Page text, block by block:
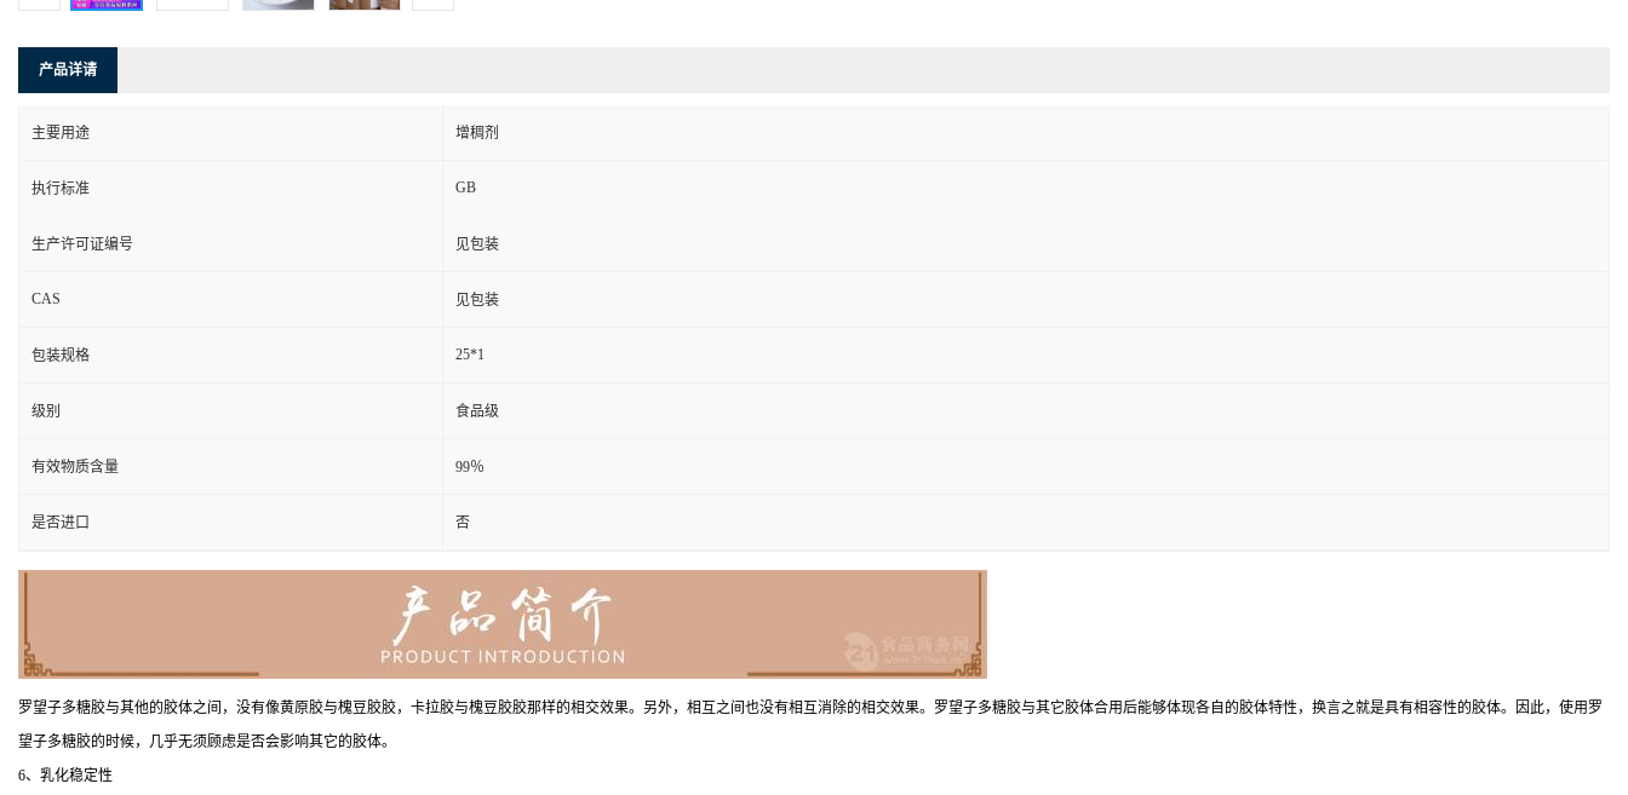
产品详请
主要用途 增稠剂
执行标准 GB
生产许可证编号 见包装
CAS 见包装
包装规格 25*1
级别 食品级
有效物质含量 99％
是否进口 否
罗望子多糖胶与其他的胶体之间，没有像黄原胶与槐豆胶胶，卡拉胶与槐豆胶胶那样的相交效果。另外，相互之间也没有相互消除的相交效果。罗望子多糖胶与其它胶体合用后能够体现各自的胶体特性，换言之就是具有相容性的胶体。因此，使用罗
望子多糖胶的时候，几乎无须顾虑是否会影响其它的胶体。
6、乳化稳定性